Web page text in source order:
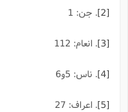
. جن: 1
. انعام: 112
. ناس: 5و6
. اعراف: 27